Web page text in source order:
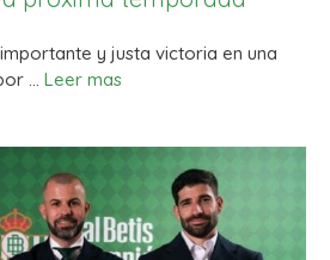
y justa victoria en una
… Leer mas